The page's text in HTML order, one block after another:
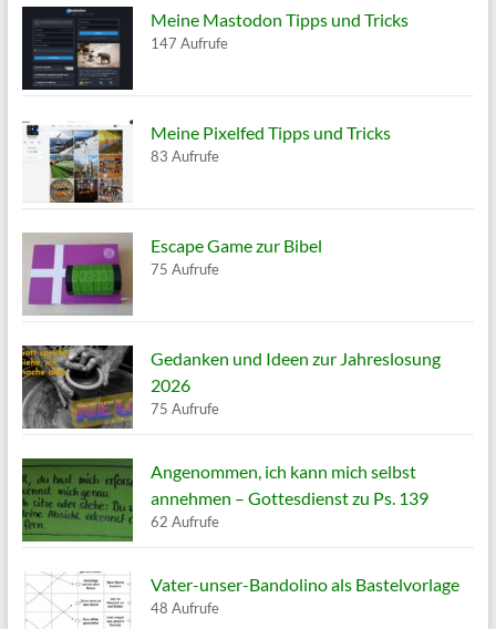
Meine Mastodon Tipps und Tricks
147 Aufrufe
Meine Pixelfed Tipps und Tricks
83 Aufrufe
Escape Game zur Bibel
75 Aufrufe
Gedanken und Ideen zur Jahreslosung
2026
75 Aufrufe
Angenommen, ich kann mich selbst
annehmen – Gottesdienst zu Ps. 139
62 Aufrufe
Vater-unser-Bandolino als Bastelvorlage
48 Aufrufe